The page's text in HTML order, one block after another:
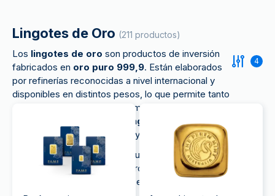
Lingotes de Oro (211 productos)
Los lingotes de oro son productos de inversión
fabricados en oro puro 999,9. Están elaborados
por refinerías reconocidas a nivel internacional y
disponibles en distintos pesos, lo que permite tanto
a inversores principiantes como a perfiles más
comprar lingotes de oro
adaptados a su presupuesto y objetivos.
Invertir en lingotes de oro es una forma directa y
transparente de acceder al oro físico, un activo
tangible, reconocido en todo el mundo y fácil de
4